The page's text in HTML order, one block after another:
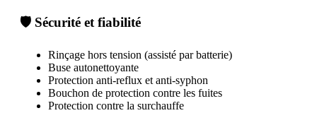
🛡 Sécurité et fiabilité
Rinçage hors tension (assisté par batterie)
Buse autonettoyante
Protection anti-reflux et anti-syphon
Bouchon de protection contre les fuites
Protection contre la surchauffe